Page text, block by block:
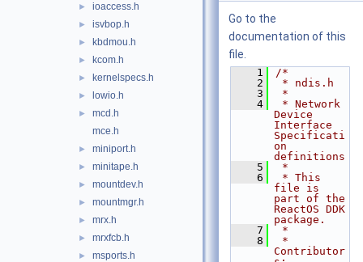
► ioaccess.h
► isvbop.h
► kbdmou.h
► kcom.h
► kernelspecs.h
► lowio.h
►
mcd.h
mce.h
► miniport.h
► minitape.h
► mountdev.h
► mountmgr.h
► mrx.h
► mrxfcb.h
► msports.h
Go to the
documentation of this
file.
    1
/*
    2
* ndis.h
    3
*
    4
* Network
Device
Interface
Specificati
on
definitions
    5
*
    6
* This
file is
part of the
ReactOS DDK
package.
    7
*
    8
*
Contributor